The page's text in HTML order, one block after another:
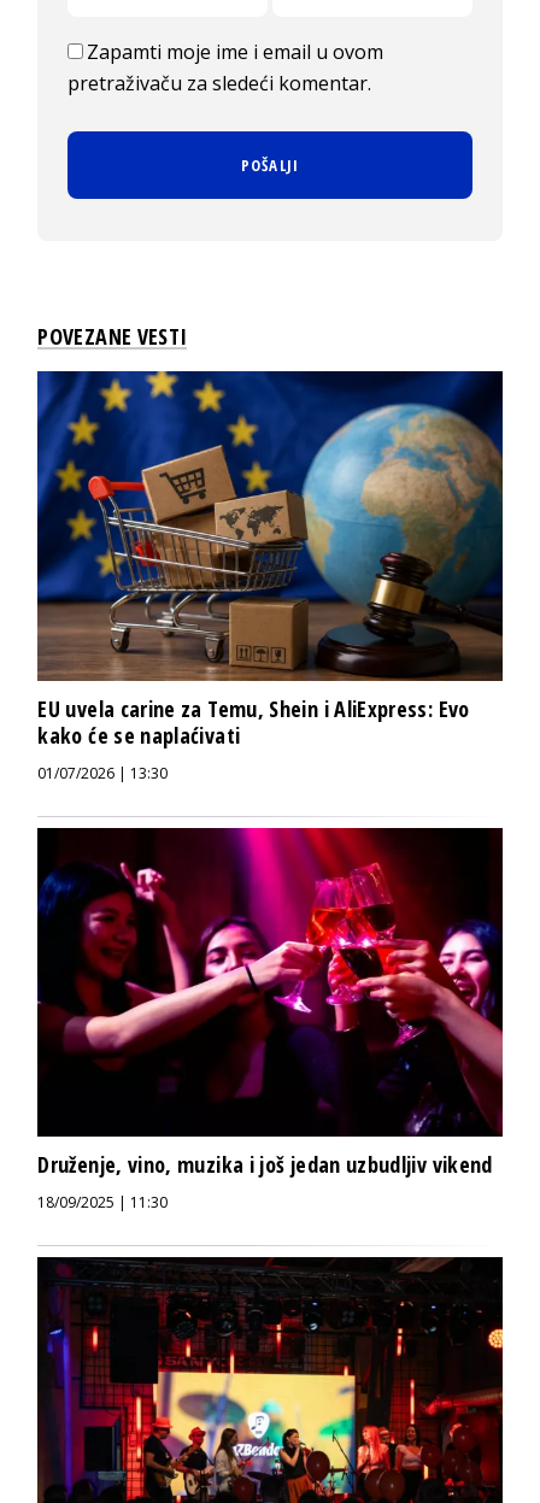
Zapamti moje ime i email u ovom
pretraživaču za sledeći komentar.
POVEZANE VESTI
EU uvela carine za Temu, Shein i AliExpress: Evo
kako će se naplaćivati
01/07/2026 | 13:30
Druženje, vino, muzika i još jedan uzbudljiv vikend
18/09/2025 | 11:30